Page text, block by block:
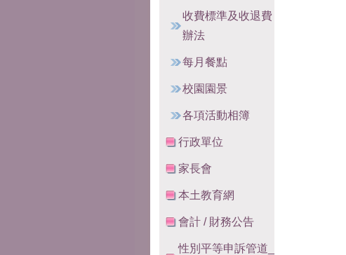
收費標準及收退費
辦法
每月餐點
校園園景
各項活動相簿
行政單位
家長會
本土教育網
會計 / 財務公告
性別平等申訴管道_